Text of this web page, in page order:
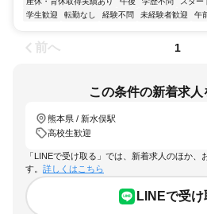
学生歓迎
転勤なし 経験不問 未経験者歓迎 午
前へ 1
この条件の新着求人
熊本県 / 新水俣駅
高校生歓迎
「LINEで受け取る」では、新着求人のほか、
す。 詳しくはこちら
LINEで受け